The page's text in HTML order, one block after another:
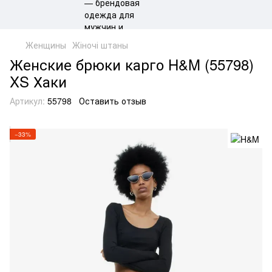
Женщины Жіночі штаны
Женские брюки карго H&M (55798)
XS Хаки
Артикул: 55798 Оставить отзыв
−33%